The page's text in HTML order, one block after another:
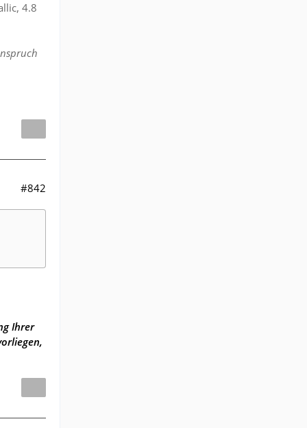
4.8
#842
Ihrer